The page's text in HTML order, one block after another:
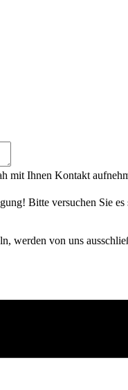
mit Ihnen Kontakt
Bitte versuchen Sie
werden von uns